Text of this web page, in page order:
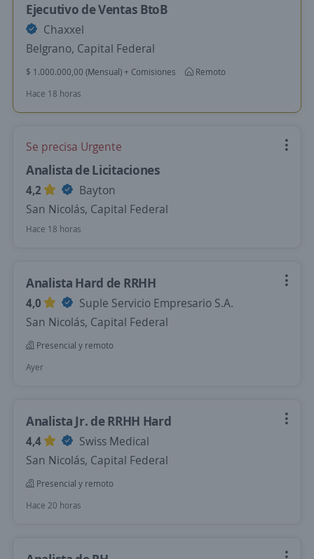
Ejecutivo de Ventas BtoB
Chaxxel
Belgrano, Capital Federal
$ 1.000.000,00 (Mensual) + Comisiones
Remoto
Hace 18 horas
Se precisa Urgente
Analista de Licitaciones
4,2
Bayton
San Nicolás, Capital Federal
Hace 18 horas
Analista Hard de RRHH
4,0
Suple Servicio Empresario S.A.
San Nicolás, Capital Federal
Presencial y remoto
Ayer
Analista Jr. de RRHH Hard
4,4
Swiss Medical
San Nicolás, Capital Federal
Presencial y remoto
Hace 20 horas